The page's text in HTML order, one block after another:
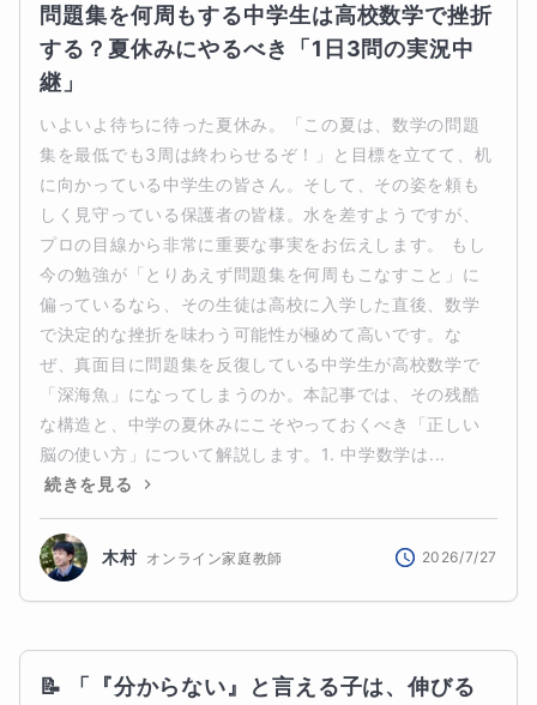
問題集を何周もする中学生は高校数学で挫折
する？夏休みにやるべき「1日3問の実況中
継」
いよいよ待ちに待った夏休み。「この夏は、数学の問題
集を最低でも3周は終わらせるぞ！」と目標を立てて、机
に向かっている中学生の皆さん。そして、その姿を頼も
しく見守っている保護者の皆様。水を差すようですが、
プロの目線から非常に重要な事実をお伝えします。 もし
今の勉強が「とりあえず問題集を何周もこなすこと」に
偏っているなら、その生徒は高校に入学した直後、数学
で決定的な挫折を味わう可能性が極めて高いです。な
ぜ、真面目に問題集を反復している中学生が高校数学で
「深海魚」になってしまうのか。本記事では、その残酷
な構造と、中学の夏休みにこそやっておくべき「正しい
脳の使い方」について解説します。1. 中学数学は...
続きを見る
木村 オンライン家庭教師 2026/7/27
📝 「『分からない』と言える子は、伸びる